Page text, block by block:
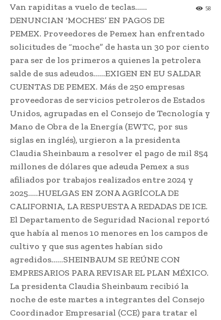
58
Van rapiditas a vuelo de teclas……
DENUNCIAN ‘MOCHES’ EN PAGOS DE
PEMEX. Proveedores de Pemex han enfrentado
solicitudes de “moche” de hasta un 30 por ciento
para ser de los primeros a quienes la petrolera
salde de sus adeudos……EXIGEN EN EU SALDAR
CUENTAS DE PEMEX. Más de 250 empresas
proveedoras de servicios petroleros de Estados
Unidos, agrupadas en el Consejo de Tecnología y
Mano de Obra de la Energía (EWTC, por sus
siglas en inglés), urgieron a la presidenta
Claudia Sheinbaum a resolver el pago de mil 854
millones de dólares que adeuda Pemex a sus
afiliados por trabajos realizados entre 2024 y
2025…..HUELGAS EN ZONA AGRÍCOLA DE
CALIFORNIA, LA RESPUESTA A REDADAS DE ICE.
El Departamento de Seguridad Nacional reportó
que había al menos 10 menores en los campos de
cultivo y que sus agentes habían sido
agredidos……SHEINBAUM SE REÚNE CON
EMPRESARIOS PARA REVISAR EL PLAN MÉXICO.
La presidenta Claudia Sheinbaum recibió la
noche de este martes a integrantes del Consejo
Coordinador Empresarial (CCE) para tratar el